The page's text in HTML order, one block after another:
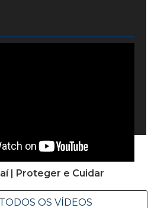
| Proteger e Cuidar
TODOS OS VÍDEOS